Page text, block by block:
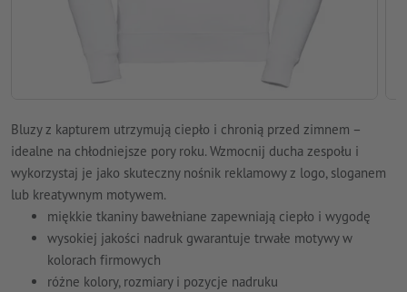
Bluzy z kapturem utrzymują ciepło i chronią przed zimnem –
idealne na chłodniejsze pory roku. Wzmocnij ducha zespołu i
wykorzystaj je jako skuteczny nośnik reklamowy z logo, sloganem
lub kreatywnym motywem.
miękkie tkaniny bawełniane zapewniają ciepło i wygodę
wysokiej jakości nadruk gwarantuje trwałe motywy w
kolorach firmowych
różne kolory, rozmiary i pozycje nadruku